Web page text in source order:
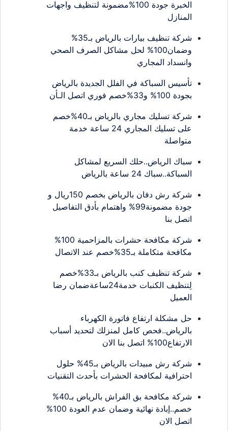
الخبرة جودة 100%مضمونة لتنظيف واجهات
شركة تنظيف بيارات بالرياض بـ35%
وضمان100% لحل مشاكل الصرف الصحي
وانسداد المجاري
تأسيس السباكة في الفلل الجديدة بالرياض
شركة تسليك مجاري بالرياض بـ40%خصم
على تسليك المجاري 24 ساعة خدمة
سباك الرياض..حلك السريع لمشاكل
السباكة..سباك 24 ساعة بالرياض
شركة رش دفان بالرياض بخصم 150ريال و
جودة مضمونة99% واهتمام بأدق التفاصيل
شركة مكافحة حشرات بالمزاحمية 100%
مكافحة متكاملة بـ35%خصم عند الاتصال
شركة تنظيف كنب بالرياض بـ33%خصم
لِتنظيف الكنبات خدمة24ساعةضمان رضا
حل مشكلة ارتفاع فاتورة الكهرباء
بالرياض..فحص كامل لمنزلك لتحديد أسباب
شركة رش مبيدات بالرياض بـ45% حلول
احترافية لمكافحة الحشرات بأحدث التقنيات
شركة مكافحة بق الفراش بالرياض بـ40%
خصم..إبادة نهائية وضمان عدم العودة 100%
اتصل الان